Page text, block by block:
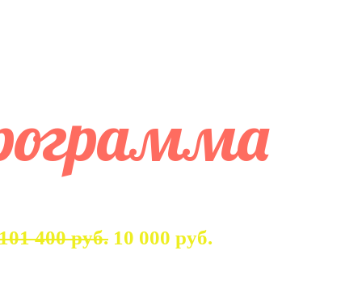
400 руб. 10 000 руб.